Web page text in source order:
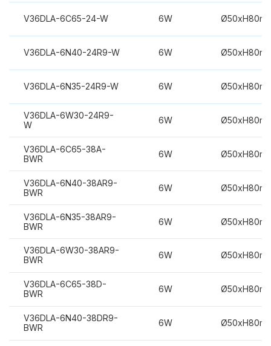
V36DLA-6C65-24-W 6W
V36DLA-6N40-24R9-W 6W
V36DLA-6N35-24R9-W 6W
V36DLA-6W30-24R9-
W
6W
V36DLA-6C65-38A-
BWR
6W
V36DLA-6N40-38AR9-
BWR
6W
V36DLA-6N35-38AR9-
BWR
6W
V36DLA-6W30-38AR9-
BWR
6W
V36DLA-6C65-38D-
BWR
6W
V36DLA-6N40-38DR9-
BWR
6W